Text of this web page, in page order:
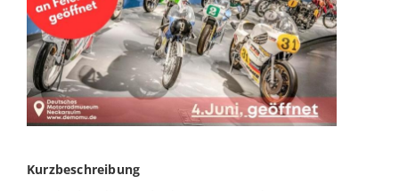
Kurzbeschreibung